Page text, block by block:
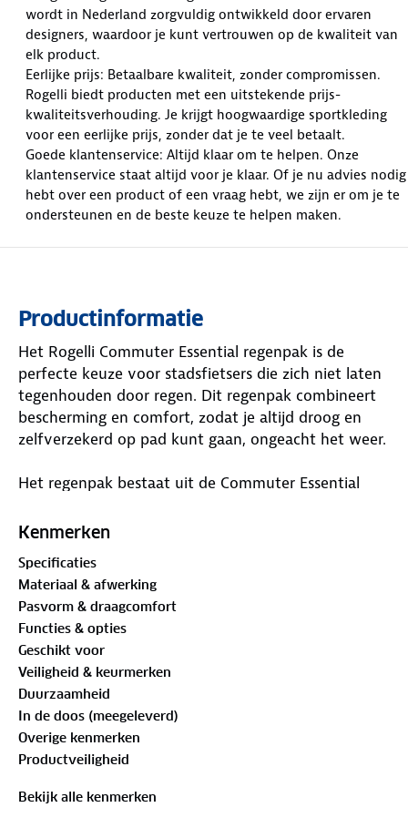
wordt in Nederland zorgvuldig ontwikkeld door ervaren
designers, waardoor je kunt vertrouwen op de kwaliteit van
elk product.
Eerlijke prijs: Betaalbare kwaliteit, zonder compromissen.
Rogelli biedt producten met een uitstekende prijs-
kwaliteitsverhouding. Je krijgt hoogwaardige sportkleding
voor een eerlijke prijs, zonder dat je te veel betaalt.
Goede klantenservice: Altijd klaar om te helpen. Onze
klantenservice staat altijd voor je klaar. Of je nu advies nodig
hebt over een product of een vraag hebt, we zijn er om je te
ondersteunen en de beste keuze te helpen maken.
Productinformatie
Het Rogelli Commuter Essential regenpak is de
perfecte keuze voor stadsfietsers die zich niet laten
tegenhouden door regen. Dit regenpak combineert
bescherming en comfort, zodat je altijd droog en
zelfverzekerd op pad kunt gaan, ongeacht het weer.
Het regenpak bestaat uit de Commuter Essential
Aqualite 8000-stof, een gerecycled, waterdicht
waterdichtheid, zodat je zelfs tijdens de hevigste
regenbuien droog blijft.
De regenjas heeft een afneembare capuchon met
verstelbare trekkoordstoppers voor een perfecte
pasvorm. De regenbroek heeft voorgevormde
knieën voor extra bewegingsvrijheid tijdens het
fietsen en een schoenbeschermer voor bescherming
tegen opspattend water. Beide kledingstukken zijn
uitgerust met reflecterende details voor een betere
zichtbaarheid in het donker.
Kenmerken
Specificaties
Materiaal & afwerking
Pasvorm & draagcomfort
Functies & opties
Geschikt voor
Veiligheid & keurmerken
Duurzaamheid
In de doos (meegeleverd)
Overige kenmerken
Productveiligheid
Bekijk alle kenmerken